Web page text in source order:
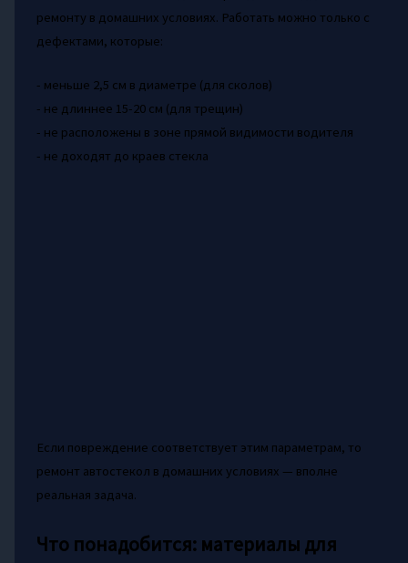
ремонту в домашних условиях. Работать можно только с
дефектами, которые:
- меньше 2,5 см в диаметре (для сколов)
- не длиннее 15-20 см (для трещин)
- не расположены в зоне прямой видимости водителя
- не доходят до краев стекла
Если повреждение соответствует этим параметрам, то
ремонт автостекол в домашних условиях — вполне
реальная задача.
Что понадобится: материалы для